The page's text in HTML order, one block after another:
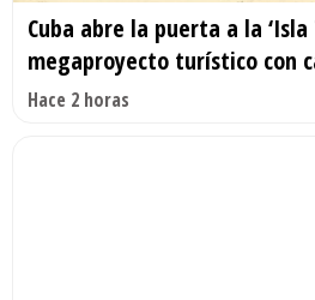
Cuba abre la puerta a la
megaproyecto turístico con
Hace 2 horas